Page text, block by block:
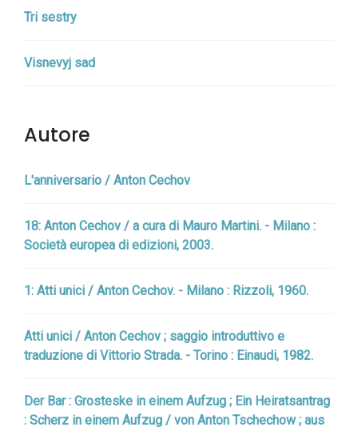
Tri sestry
Visnevyj sad
Autore
L'anniversario / Anton Cechov
18: Anton Cechov / a cura di Mauro Martini. - Milano :
Società europea di edizioni, 2003.
1: Atti unici / Anton Cechov. - Milano : Rizzoli, 1960.
Atti unici / Anton Cechov ; saggio introduttivo e
traduzione di Vittorio Strada. - Torino : Einaudi, 1982.
Der Bar : Grosteske in einem Aufzug ; Ein Heiratsantrag
: Scherz in einem Aufzug / von Anton Tschechow ; aus